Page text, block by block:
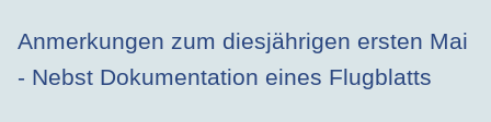
Anmerkungen zum diesjährigen ersten Mai
- Nebst Dokumentation eines Flugblatts